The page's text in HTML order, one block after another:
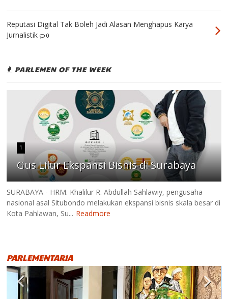
Reputasi Digital Tak Boleh Jadi Alasan Menghapus Karya
Jurnalistik
0
PARLEMEN OF THE WEEK
1
Gus Lilur Ekspansi Bisnis di Surabaya
SURABAYA - HRM. Khalilur R. Abdullah Sahlawiy, pengusaha
nasional asal Situbondo melakukan ekspansi bisnis skala besar di
Kota Pahlawan, Su... Readmore
PARLEMENTARIA